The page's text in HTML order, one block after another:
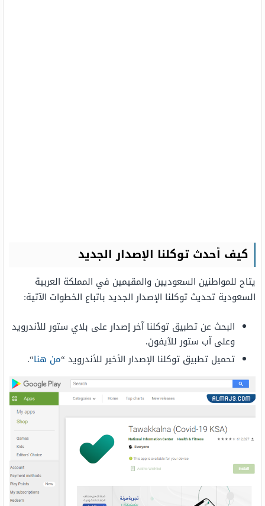
كيف أحدث توكلنا الإصدار الجديد
يتاح للمواطنين السعوديين والمقيمين في المملكة العربية
السعودية تحديث توكلنا الإصدار الجديد باتباع الخطوات الآتية:
البحث عن تطبيق توكلنا آخر إصدار على بلاي ستور للأندرويد
وعلى آب ستور للآيفون.
تحميل تطبيق توكلنا الإصدار الأخير للأندرويد “من هنا“.